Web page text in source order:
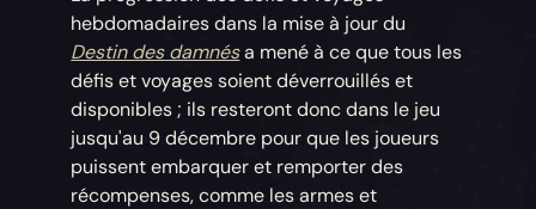
hebdomadaires dans la mise à jour du
Destin des damnésa mené à ce que tous les
défis et voyages soient déverrouillés et
disponibles ; ils resteront donc dans le jeu
jusqu'au 9 décembre pour que les joueurs
puissent embarquer et remporter des
récompenses, comme les armes et